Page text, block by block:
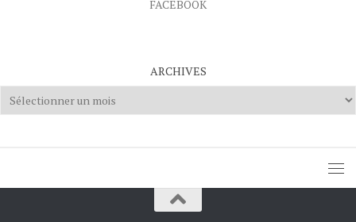
FACEBOOK
ARCHIVES
Archives